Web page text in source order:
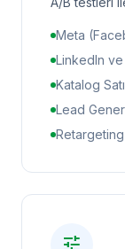
Meta
LinkedIn ve
Katalog
Lead